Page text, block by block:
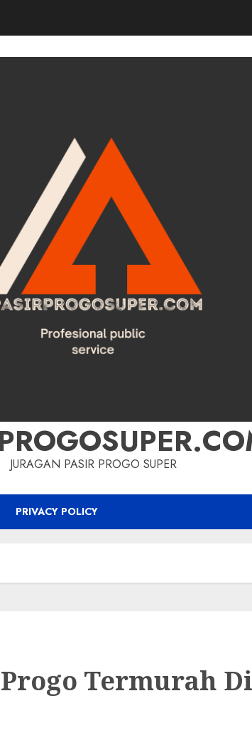
JURAGAN PASIR PROGO SUPER
PRIVACY POLICY
Termurah Di